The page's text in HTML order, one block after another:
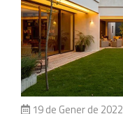
19 de Gener de 2022